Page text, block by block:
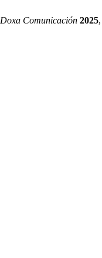
Doxa Comunicación 2025